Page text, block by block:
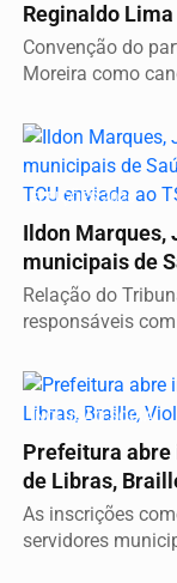
Reginaldo
Convenção do
Moreira como
ELEIÇÕES 2026
Ildon
municipais de
Relação do
responsáveis
INCLUSÃO SOCIAL
Prefeitura
de Libras,
As inscrições
servidores